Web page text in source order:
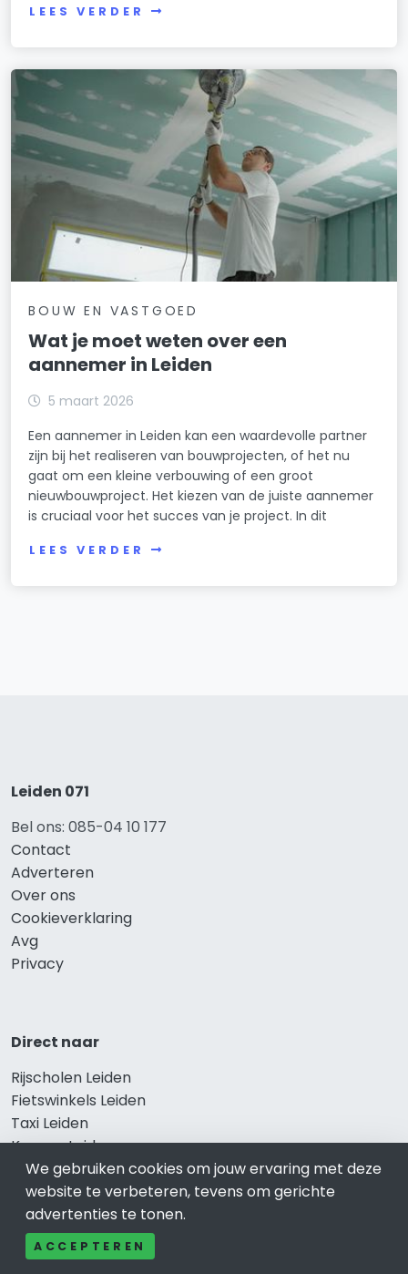
LEES VERDER
BOUW EN VASTGOED
Wat je moet weten over een
aannemer in Leiden
5 maart 2026
Een aannemer in Leiden kan een waardevolle partner
zijn bij het realiseren van bouwprojecten, of het nu
gaat om een kleine verbouwing of een groot
nieuwbouwproject. Het kiezen van de juiste aannemer
is cruciaal voor het succes van je project. In dit
LEES VERDER
Leiden 071
Bel ons: 085-04 10 177
Contact
Adverteren
Over ons
Cookieverklaring
Avg
Privacy
Direct naar
Rijscholen Leiden
Fietswinkels Leiden
Taxi Leiden
Kapper Leiden
Gezondheid Leiden
Afvallen Leiden
Gezond eten Leiden
We gebruiken cookies om jouw ervaring met deze
website te verbeteren, tevens om gerichte
advertenties te tonen.
ACCEPTEREN